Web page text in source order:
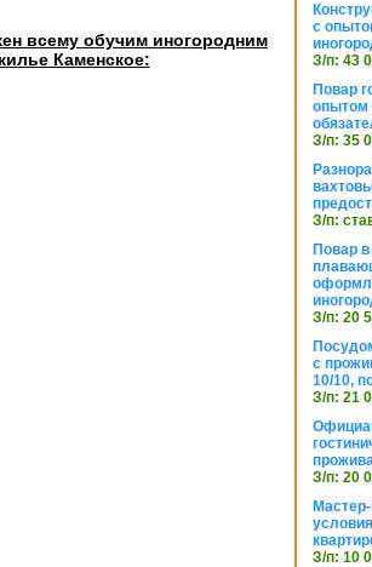
всему обучим иногородним
Каменское:
с
З/п: 43
Повар
опытом
З/п: 35
З/п:
Повар
З/п: 20
с
10/10,
З/п: 21
З/п: 20
З/п: 10